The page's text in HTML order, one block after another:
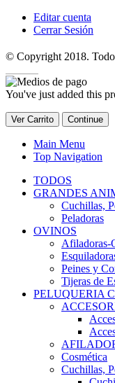
Editar cuenta
Cerrar Sesión
© Copyright 2018.
You've just added this
Ver Carrito Continue
Main Menu
Top Navigation
TODOS
GRANDES
Cuchillas,
Peladoras
OVINOS
Afiladoras-
Peines y
Tijeras de
PELUQUERIA
Cosmética
Cuchillas,